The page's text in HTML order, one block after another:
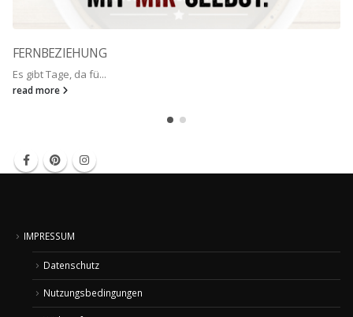
FERNBEZIEHUNG
Es gibt Tage, da fü...
read more
IMPRESSUM
Datenschutz
Nutzungsbedingungen